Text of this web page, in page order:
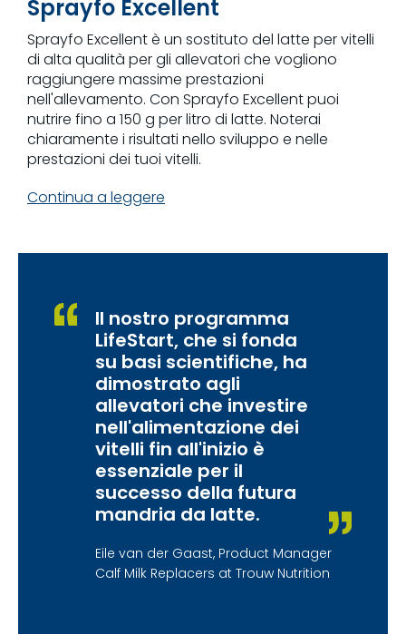
Sprayfo Excellent
Sprayfo Excellent è un sostituto del latte per vitelli
di alta qualità per gli allevatori che vogliono
raggiungere massime prestazioni
nell'allevamento. Con Sprayfo Excellent puoi
nutrire fino a 150 g per litro di latte. Noterai
chiaramente i risultati nello sviluppo e nelle
prestazioni dei tuoi vitelli.
Continua a leggere
Il nostro programma
LifeStart, che si fonda
su basi scientifiche, ha
dimostrato agli
allevatori che investire
nell'alimentazione dei
vitelli fin all'inizio è
essenziale per il
successo della futura
mandria da latte.
Eile van der Gaast, Product Manager
Calf Milk Replacers at Trouw Nutrition